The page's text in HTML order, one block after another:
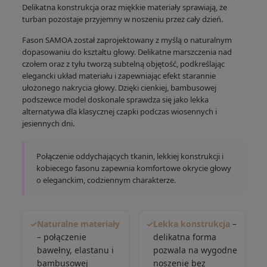
Delikatna konstrukcja oraz miękkie materiały sprawiają, że
turban pozostaje przyjemny w noszeniu przez cały dzień.
Fason SAMOA został zaprojektowany z myślą o naturalnym
dopasowaniu do kształtu głowy. Delikatne marszczenia nad
czołem oraz z tyłu tworzą subtelną objętość, podkreślając
elegancki układ materiału i zapewniając efekt starannie
ułożonego nakrycia głowy. Dzięki cienkiej, bambusowej
podszewce model doskonale sprawdza się jako lekka
alternatywa dla klasycznej czapki podczas wiosennych i
jesiennych dni.
Połączenie oddychających tkanin, lekkiej konstrukcji i
kobiecego fasonu zapewnia komfortowe okrycie głowy
o eleganckim, codziennym charakterze.
✓Naturalne materiały
– połączenie
bawełny, elastanu i
bambusowej
✓Lekka konstrukcja –
delikatna forma
pozwala na wygodne
noszenie bez